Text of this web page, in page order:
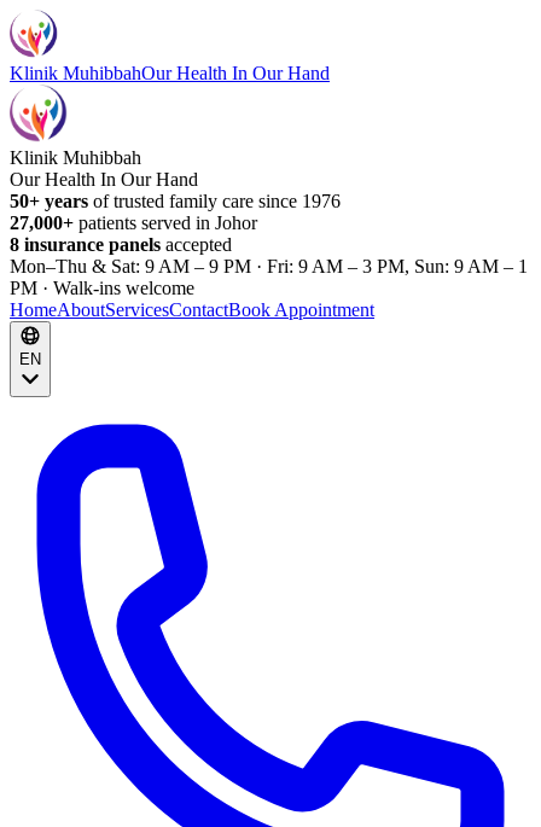
Klinik MuhibbahOur Health In Our Hand
Klinik Muhibbah
Our Health In Our Hand
50+ years of trusted family care since 1976
27,000+ patients served in Johor
8 insurance panels accepted
Mon–Thu & Sat: 9 AM – 9 PM · Fri: 9 AM – 3 PM, Sun: 9 AM – 1
PM · Walk-ins welcome
HomeAboutServicesContactBook Appointment
EN